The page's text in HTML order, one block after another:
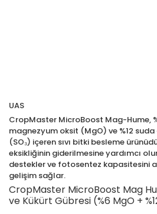
UAS
CropMaster MicroBoost Mag-Hume,
magnezyum oksit (MgO) ve %12
(SO₃) içeren sıvı bitki besleme
eksikliğinin giderilmesine yardımcı
destekler ve fotosentez kapasitesini
gelişim sağlar.
CropMaster MicroBoost Mag
ve Kükürt Gübresi (%6 MgO +